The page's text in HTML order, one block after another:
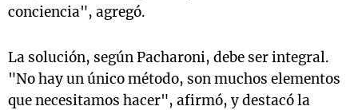
conciencia", agregó.
La solución, según Pacharoni, debe ser integral.
"No hay un único método, son muchos elementos
que necesitamos hacer", afirmó, y destacó la